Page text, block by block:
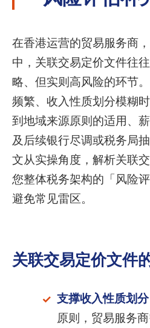
在香港运营的贸易服务商
中，关联交易定价文件往
略、但实则高风险的环节
频繁、收入性质划分模糊
到地域来源原则的适用、
及后续银行尽调或税务局
文从实操角度，解析关联
您整体税务架构的「风险
避免常见雷区。
关联交易定价文件
支撑收入性质划分
原则，贸易服务